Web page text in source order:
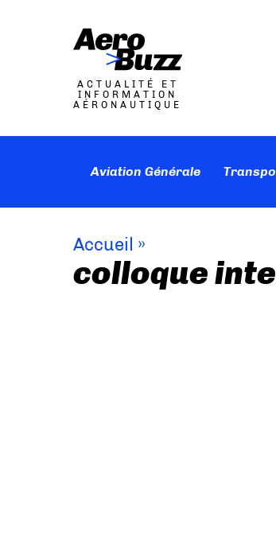
ACTUALITÉ ET
INFORMATION
AÉRONAUTIQUE
Aviation Générale
Accueil »
colloque